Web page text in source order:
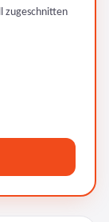
zugeschnitten